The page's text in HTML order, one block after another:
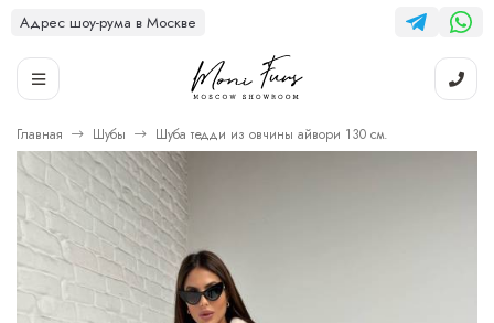
Адрес шоу-рума в Москве
Главная Шубы Шуба тедди из овчины айвори 130 см.